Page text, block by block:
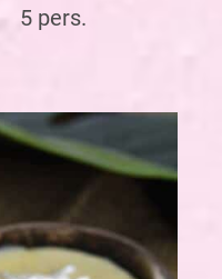
5 pers.